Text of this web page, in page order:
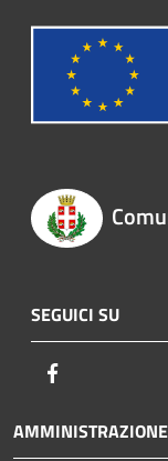
SEGUICI SU
AMMINISTRAZIONE